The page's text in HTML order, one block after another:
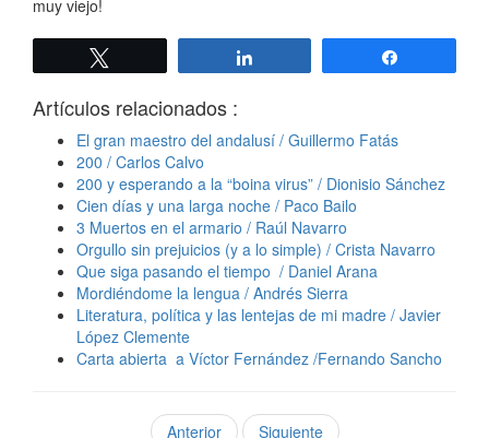
muy viejo!
Artículos relacionados :
El gran maestro del andalusí / Guillermo Fatás
200 / Carlos Calvo
200 y esperando a la “boina virus” / Dionisio Sánchez
Cien días y una larga noche / Paco Bailo
3 Muertos en el armario / Raúl Navarro
Orgullo sin prejuicios (y a lo simple) / Crista Navarro
Que siga pasando el tiempo / Daniel Arana
Mordiéndome la lengua / Andrés Sierra
Literatura, política y las lentejas de mi madre / Javier
López Clemente
Carta abierta a Víctor Fernández /Fernando Sancho
Anterior Siguiente